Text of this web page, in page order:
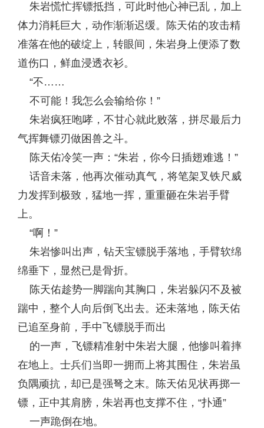
朱岩慌忙挥镖抵挡，可此时他心神已乱，加上
体力消耗巨大，动作渐渐迟缓。陈天佑的攻击精
准落在他的破绽上，转眼间，朱岩身上便添了数
道伤口，鲜血浸透衣衫。
“不……
不可能！我怎么会输给你！”
朱岩疯狂咆哮，不甘心就此败落，拼尽最后力
气挥舞镖刃做困兽之斗。
陈天佑冷笑一声：“朱岩，你今日插翅难逃！”
话音未落，他再次催动真气，将笔架叉铁尺威
力发挥到极致，猛地一挥，重重砸在朱岩手臂
上。
“啊！”
朱岩惨叫出声，钻天宝镖脱手落地，手臂软绵
绵垂下，显然已是骨折。
陈天佑趁势一脚踹向其胸口，朱岩躲闪不及被
踹中，整个人向后倒飞出去。还未落地，陈天佑
已追至身前，手中飞镖脱手而出
的一声，飞镖精准射中朱岩大腿，他惨叫着摔
在地上。士兵们当即一拥而上将其围住，朱岩虽
负隅顽抗，却已是强弩之末。陈天佑见状再掷一
镖，正中其肩膀，朱岩再也支撑不住，“扑通”
一声跪倒在地。